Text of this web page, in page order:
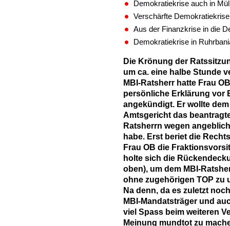
Demokratiekrise auch in
Verschärfte
Aus der Finanzkrise in die
Demokratiekrise in
Die Krönung der
um ca. eine halbe Stunde
MBI-Ratsherr hatte Frau
persönliche Erklärung vor
angekündigt. Er wollte
Amtsgericht das
Ratsherrn wegen
habe. Erst beriet die
Frau OB die
holte sich die
oben), um dem MBI-
ohne zugehörigen TOP zu
Na denn, da es zuletzt
MBI-Mandatsträger und
viel Spass beim weiteren
Meinung mundtot zu